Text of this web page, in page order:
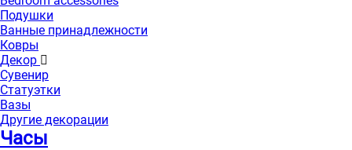
Подушки
Ванные принадлежности
Ковры
Декор
Сувенир
Статуэтки
Вазы
Другие декорации
Часы